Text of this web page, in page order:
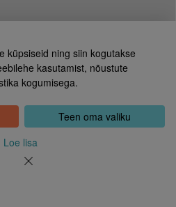
Teen oma valiku
Loe lisa
küpsiseid ning siin kogutakse
kasutamist, nõustute
kogumisega.